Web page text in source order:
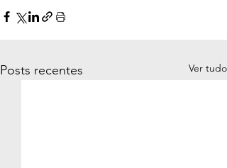
Posts recentes Ver tudo